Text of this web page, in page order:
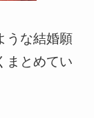
うな結婚願
まとめてい